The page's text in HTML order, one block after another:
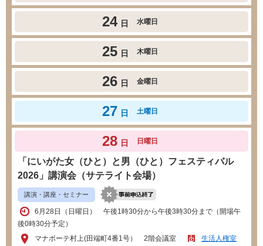
24 日 水曜日
25 日 木曜日
26 日 金曜日
27 日 土曜日
28 日 日曜日
「にいがた女（ひと）と男（ひと）フェスティバル
2026」講演会（サテライト会場）
講演・講座・セミナー
6月28日（日曜日） 午後1時30分から午後3時30分まで（開場午
後0時30分予定）
マナボーテ村上(田端町4番1号） 2階会議室
生活人権室